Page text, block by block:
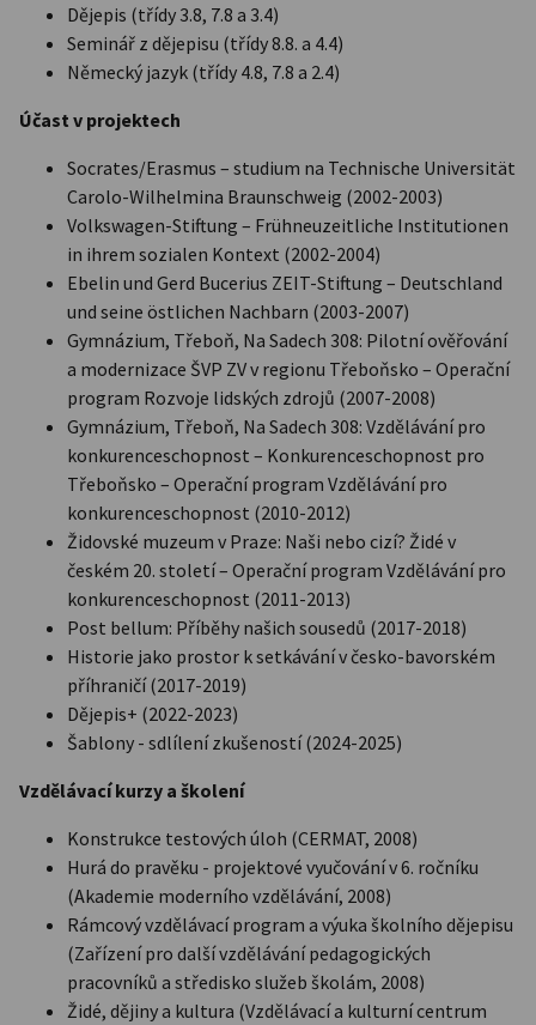
Dějepis (třídy 3.8, 7.8 a 3.4)
Seminář z dějepisu (třídy 8.8. a 4.4)
Německý jazyk (třídy 4.8, 7.8 a 2.4)
Účast v projektech
Socrates/Erasmus – studium na Technische Universität
Carolo-Wilhelmina Braunschweig (2002-2003)
Volkswagen-Stiftung – Frühneuzeitliche Institutionen
in ihrem sozialen Kontext (2002-2004)
Ebelin und Gerd Bucerius ZEIT-Stiftung – Deutschland
und seine östlichen Nachbarn (2003-2007)
Gymnázium, Třeboň, Na Sadech 308: Pilotní ověřování
a modernizace ŠVP ZV v regionu Třeboňsko – Operační
program Rozvoje lidských zdrojů (2007-2008)
Gymnázium, Třeboň, Na Sadech 308: Vzdělávání pro
konkurenceschopnost – Konkurenceschopnost pro
Třeboňsko – Operační program Vzdělávání pro
konkurenceschopnost (2010-2012)
Židovské muzeum v Praze: Naši nebo cizí? Židé v
českém 20. století – Operační program Vzdělávání pro
konkurenceschopnost (2011-2013)
Post bellum: Příběhy našich sousedů (2017-2018)
Historie jako prostor k setkávání v česko-bavorském
příhraničí (2017-2019)
Dějepis+ (2022-2023)
Šablony - sdlílení zkušeností (2024-2025)
Vzdělávací kurzy a školení
Konstrukce testových úloh (CERMAT, 2008)
Hurá do pravěku - projektové vyučování v 6. ročníku
(Akademie moderního vzdělávání, 2008)
Rámcový vzdělávací program a výuka školního dějepisu
(Zařízení pro další vzdělávání pedagogických
pracovníků a středisko služeb školám, 2008)
Židé, dějiny a kultura (Vzdělávací a kulturní centrum